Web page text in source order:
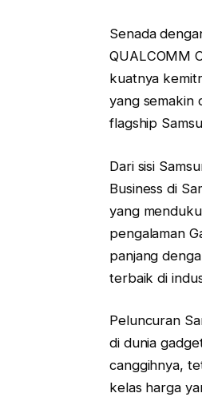
Senada
QUALCOMM
kuatnya
yang semakin
flagship
Dari sisi
Business di
yang
pengalaman
panjang
terbaik di
Peluncuran
di dunia
canggihnya,
kelas harga